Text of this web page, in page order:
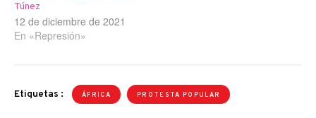
Túnez
12 de diciembre de 2021
En «Represión»
Etiquetas : ÁFRICA PROTESTA POPULAR